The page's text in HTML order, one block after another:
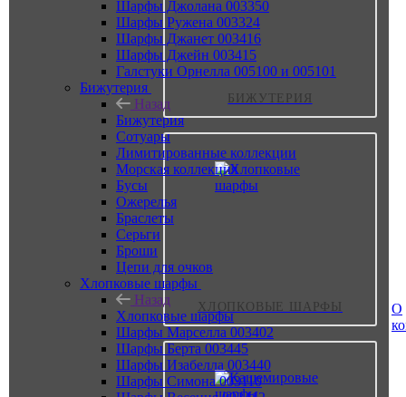
БИЖУТЕРИЯ
ХЛОПКОВЫЕ ШАРФЫ
О
Шарфы Джолана 003350
Шарфы Ружена 003324
Шарфы Джанет 003416
Шарфы Джейн 003415
Галстуки Орнелла 005100 и 005101
Бижутерия
Назад
Бижутерия
Сотуары
Лимитированные коллекции
Морская коллекция
Бусы
Ожерелья
Браслеты
Серьги
Броши
Цепи для очков
Хлопковые шарфы
Назад
Хлопковые шарфы
Шарфы Марселла 003402
Шарфы Берта 003445
Шарфы Изабелла 003440
Шарфы Симона 003110